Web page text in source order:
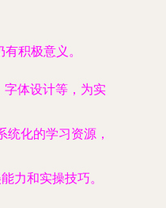
积极意义。
字体设计等，为实
统化的学习资源，
力和实操技巧。